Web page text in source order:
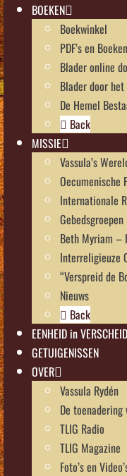
BOEKEN
Boekwinkel
PDF’s en Boeken
Blader online
Blader door
De Hemel
Back
MISSIE
Vassula’s
Oecumenische
Internationale
Gebedsgroepen
Beth Myriam –
Interreligieuze
“Verspreid de
Nieuws
Back
EENHEID in
GETUIGENISSEN
OVER
Vassula Rydén
De
TLIG Radio
TLIG Magazine
Foto’s en